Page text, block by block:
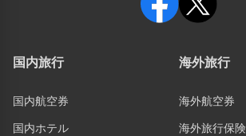
国内旅行
国内航空券
国内ホテル
海外旅行
海外航空券
海外旅行保険